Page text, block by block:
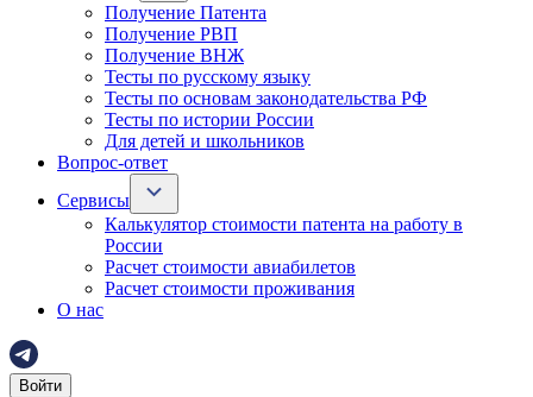
Получение Патента
Получение РВП
Получение ВНЖ
Тесты по русскому языку
Тесты по основам законодательства РФ
Тесты по истории России
Для детей и школьников
Вопрос-ответ
Сервисы
Калькулятор стоимости патента на работу в
России
Расчет стоимости авиабилетов
Расчет стоимости проживания
О нас
Войти